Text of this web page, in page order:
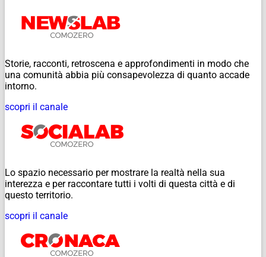
Storie, racconti, retroscena e approfondimenti in modo che
una comunità abbia più consapevolezza di quanto accade
intorno.
scopri il canale
Lo spazio necessario per mostrare la realtà nella sua
interezza e per raccontare tutti i volti di questa città e di
questo territorio.
scopri il canale